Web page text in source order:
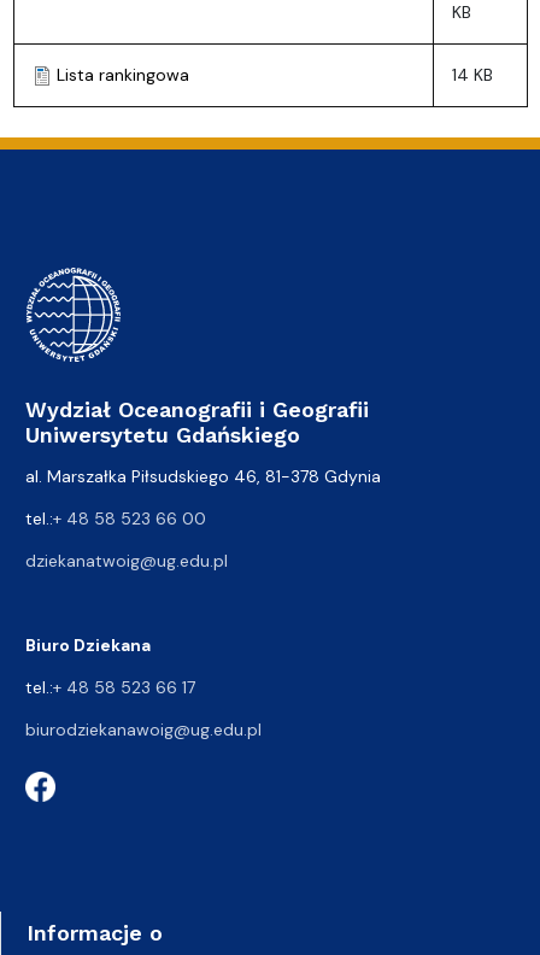
KB
Lista rankingowa 14 KB
Wydział Oceanografii i Geografii
Uniwersytetu Gdańskiego
al. Marszałka Piłsudskiego 46, 81-378 Gdynia
tel.:+ 48 58 523 66 00
dziekanatwoig@ug.edu.pl
Biuro Dziekana
tel.:+ 48 58 523 66 17
biurodziekanawoig@ug.edu.pl
Informacje o